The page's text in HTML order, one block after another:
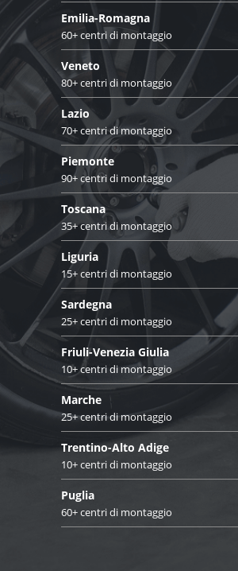
Emilia-Romagna
60+ centri di montaggio
Veneto
80+ centri di montaggio
Lazio
70+ centri di montaggio
Piemonte
90+ centri di montaggio
Toscana
35+ centri di montaggio
Liguria
15+ centri di montaggio
Sardegna
25+ centri di montaggio
Friuli-Venezia Giulia
10+ centri di montaggio
Marche
25+ centri di montaggio
Trentino-Alto Adige
10+ centri di montaggio
Puglia
60+ centri di montaggio